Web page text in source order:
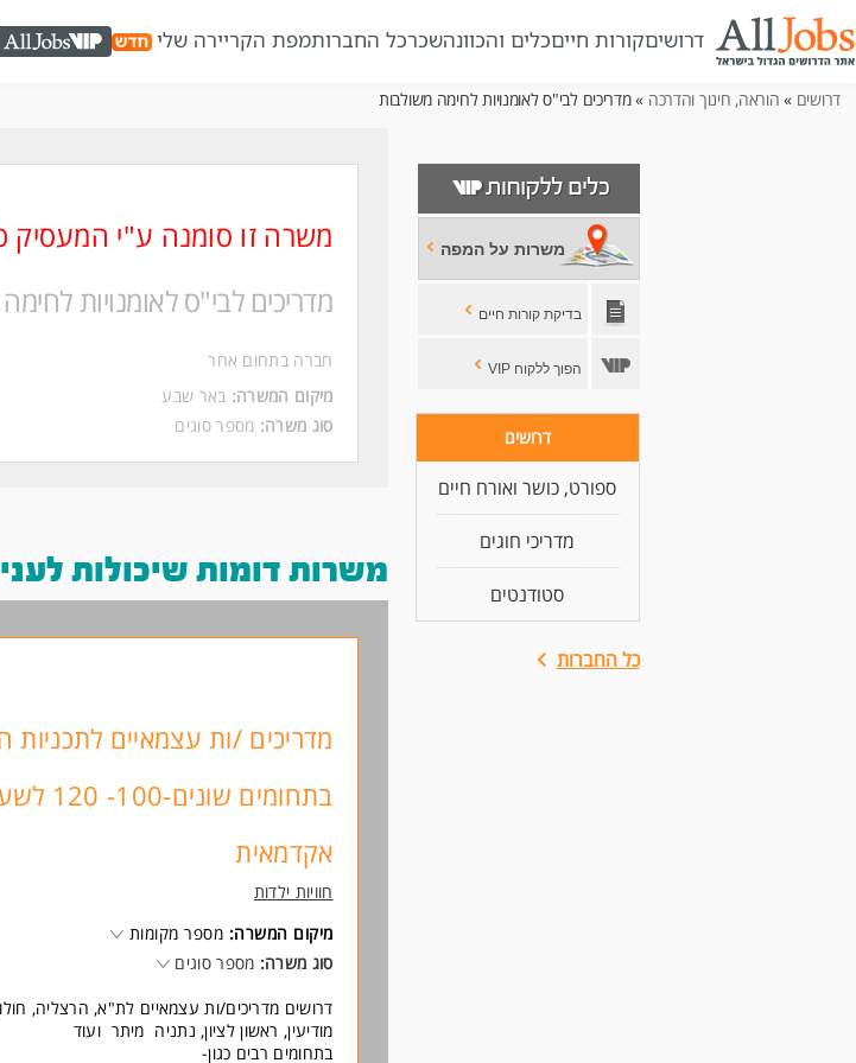
דרושיםקורות חייםכלים והכוונהשכרכל החברותמפת הקריירה שלי AllJobs VIP
דרושים » הוראה, חינוך והדרכה » מדריכים לבי"ס לאומנויות לחימה משולבות
משרות על המפה
בדיקת קורות חיים
הפוך ללקוח VIP
דרושים
ספורט, כושר ואורח חיים
מדריכי חוגים
סטודנטים
כל החברות
משרה זו סומנה ע"י המעסיק
מדריכים לבי"ס לאומנויות
חברה בתחום אחר
מיקום המשרה: באר שבע
סוג משרה: מספר סוגים
משרות דומות שיכולות
מדריכים /ות עצמאיים
בתחומים שונים-
אקדמאית
חוויות ילדות
מיקום המשרה: מספר מקומות
סוג משרה: מספר סוגים
דרושים מדריכים/ות עצמאיים לת"א, הרצליה,
מודיעין, ראשון לציון, נתניה מיתר ועוד
בתחומים רבים כגון-